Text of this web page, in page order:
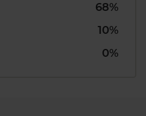
68%
10%
0%